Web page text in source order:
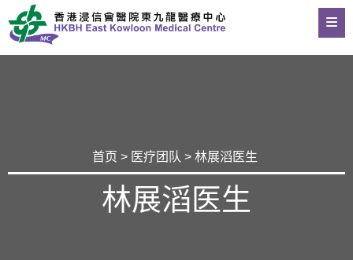
首页 > 医疗团队 > 林展滔医生
林展滔医生